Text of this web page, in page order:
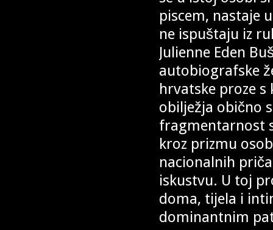
piscem, nastaje
ne ispuštaju iz
Julienne Eden
autobiografske
hrvatske proze s
obilježja obično
fragmentarnost
kroz prizmu
nacionalnih
iskustvu. U toj
doma, tijela i
dominantnim